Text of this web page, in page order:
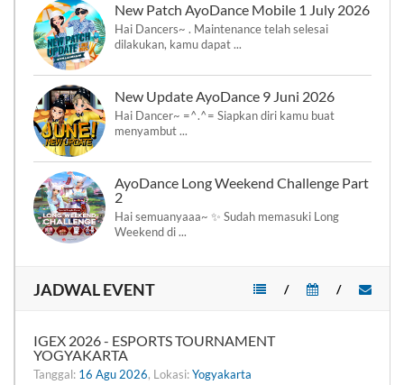
New Patch AyoDance Mobile 1 July 2026
Hai Dancers~ . Maintenance telah selesai
dilakukan, kamu dapat ...
New Update AyoDance 9 Juni 2026
Hai Dancer~ =^.^= Siapkan diri kamu buat
menyambut ...
AyoDance Long Weekend Challenge Part
2
Hai semuanyaaa~ ✨ Sudah memasuki Long
Weekend di ...
JADWAL EVENT /
/
IGEX 2026 - ESPORTS TOURNAMENT
YOGYAKARTA
Tanggal: 16 Agu 2026, Lokasi:Yogyakarta